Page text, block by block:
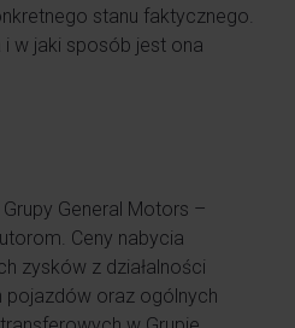
stanu faktycznego.
w jaki sposób jest ona
General Motors –
Ceny nabycia
zysków z działalności
pojazdów oraz ogólnych